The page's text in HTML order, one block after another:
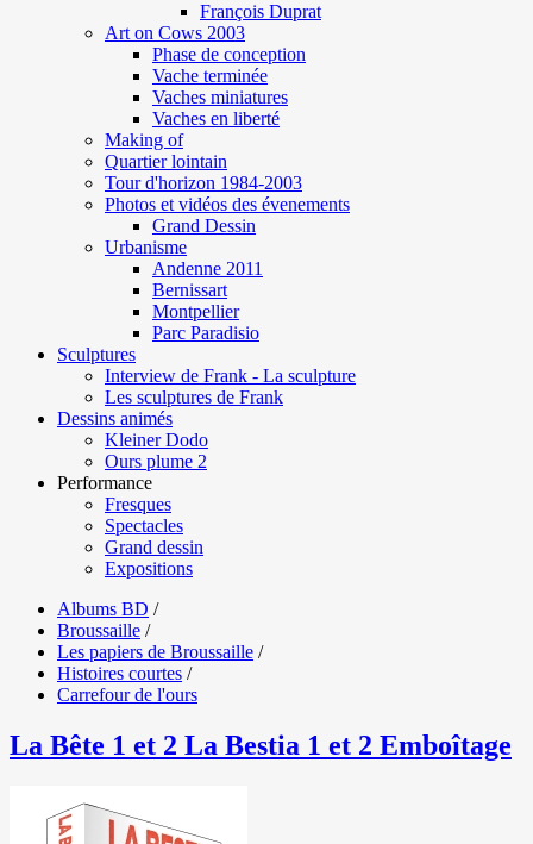
François Duprat
Art on Cows 2003
Phase de conception
Vache terminée
Vaches miniatures
Vaches en liberté
Making of
Quartier lointain
Tour d'horizon 1984-2003
Photos et vidéos des évenements
Grand Dessin
Urbanisme
Andenne 2011
Bernissart
Montpellier
Parc Paradisio
Sculptures
Interview de Frank - La sculpture
Les sculptures de Frank
Dessins animés
Kleiner Dodo
Ours plume 2
Performance
Fresques
Spectacles
Grand dessin
Expositions
Albums BD /
Broussaille /
Les papiers de Broussaille /
Histoires courtes /
Carrefour de l'ours
La Bête 1 et 2 La Bestia 1 et 2 Emboîtage